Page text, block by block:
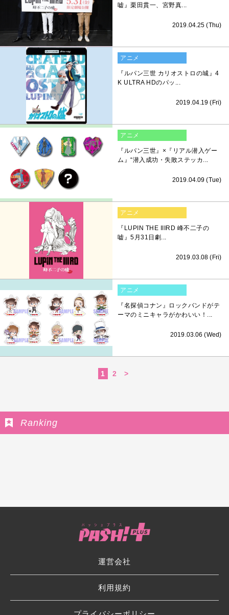
嘘』栗田貫一、宮野真...
2019.04.25 (Thu)
アニメ
『ルパン三世 カリオストロの城』4
K ULTRA HDのパッ...
2019.04.19 (Fri)
アニメ
『ルパン三世』×『リアル潜入ゲー
ム』“潜入成功・失敗ステッカ...
2019.04.09 (Tue)
アニメ
『LUPIN THE IIIRD 峰不二子の
嘘』5月31日劇...
2019.03.08 (Fri)
アニメ
『名探偵コナン』ロックバンドがテ
ーマのミニキャラがかわいい！...
2019.03.06 (Wed)
1 2 >
Ranking
運営会社
利用規約